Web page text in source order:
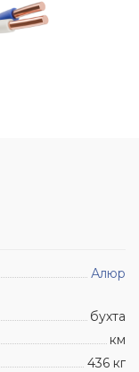
Алюр
бухта
км
436 кг